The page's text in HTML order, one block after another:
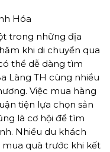
Hóa
trong những địa
khi di chuyển qua
thể dễ dàng tìm
Làng TH cùng nhiều
Việc mua hàng
tiện lựa chọn sản
là cơ hội để tìm
Nhiều du khách
quà trước khi kết